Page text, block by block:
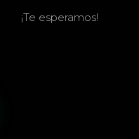
¡Te esperamos!